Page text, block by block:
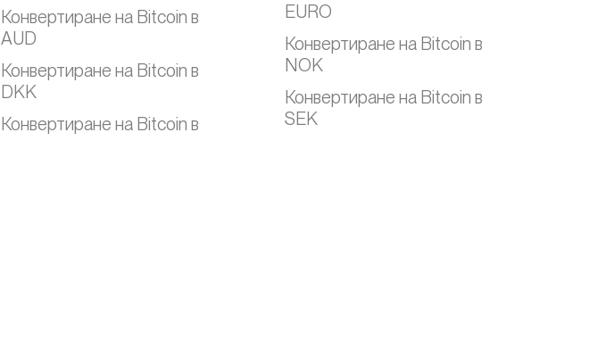
Конвертиране на Bitcoin в
AUD
Конвертиране на Bitcoin в
DKK
Конвертиране на Bitcoin в
EURO
Конвертиране на Bitcoin в
NOK
Конвертиране на Bitcoin в
SEK